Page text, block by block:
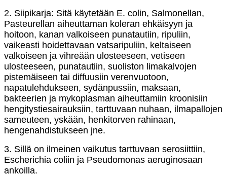
2. Siipikarja: Sitä käytetään E. colin, Salmonellan,
Pasteurellan aiheuttaman koleran ehkäisyyn ja
hoitoon, kanan valkoiseen punatautiin, ripuliin,
vaikeasti hoidettavaan vatsaripuliin, keltaiseen
valkoiseen ja vihreään ulosteeseen, vetiseen
ulosteeseen, punatautiin, suoliston limakalvojen
pistemäiseen tai diffuusiin verenvuotoon,
napatulehdukseen, sydänpussiin, maksaan,
bakteerien ja mykoplasman aiheuttamiin kroonisiin
hengitystiesairauksiin, tarttuvaan nuhaan, ilmapallojen
sameuteen, yskään, henkitorven rahinaan,
hengenahdistukseen jne.
3. Sillä on ilmeinen vaikutus tarttuvaan serosiittiin,
Escherichia coliin ja Pseudomonas aeruginosaan
ankoilla.